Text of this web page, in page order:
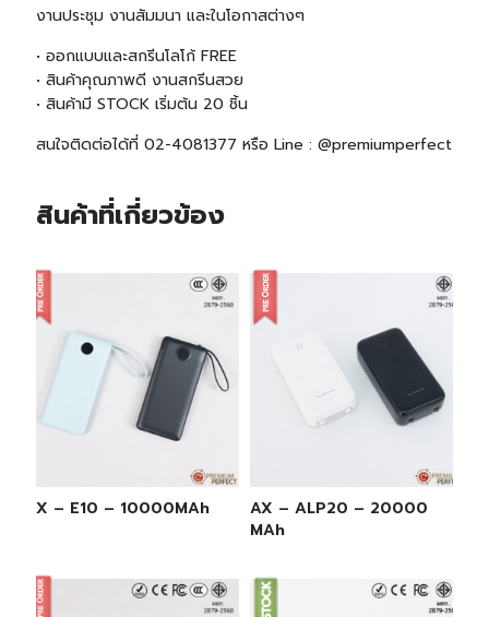
งานประชุม งานสัมมนา และในโอกาสต่างๆ
• ออกแบบและสกรีนโลโก้ FREE
• สินค้าคุณภาพดี งานสกรีนสวย
• สินค้ามี STOCK เริ่มต้น 20 ชิ้น
สนใจติดต่อได้ที่ 02-4081377 หรือ Line : @premiumperfect
สินค้าที่เกี่ยวข้อง
AX – E10 – 10000MAh
AX – ALP20 – 20000
MAh